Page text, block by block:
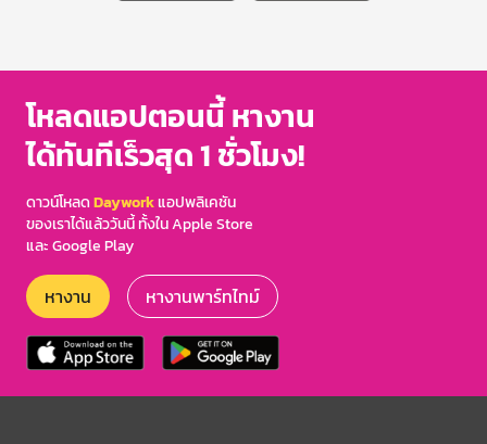
โหลดแอปตอนนี้ หางาน
ได้ทันทีเร็วสุด 1 ชั่วโมง!
ดาวน์โหลดDayworkแอปพลิเคชัน
ของเราได้แล้ววันนี้ ทั้งใน Apple Store
และ Google Play
หางาน หางานพาร์ทไทม์